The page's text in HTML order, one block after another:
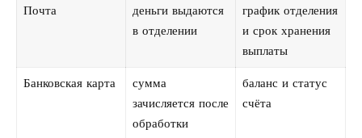
Почта
деньги выдаются
в отделении
график отделения
и срок хранения
выплаты
Банковская карта
сумма
зачисляется после
обработки
баланс и статус
счёта